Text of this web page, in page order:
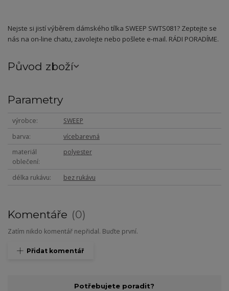
Nejste si jistí výběrem dámského tílka SWEEP SWTS081? Zeptejte se
nás na on-line chatu, zavolejte nebo pošlete e-mail. RÁDI PORADÍME.
Původ zboží
Parametry
výrobce
SWEEP
barva
vícebarevná
materiál
oblečení
polyester
délka rukávu bez rukávu
Komentáře 0
Zatím nikdo komentář nepřidal. Buďte první.
Přidat komentář
Potřebujete poradit?